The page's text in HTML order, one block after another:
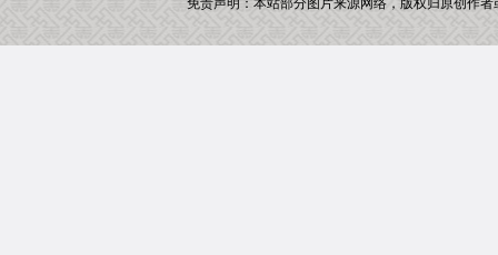
免责声明：本站部分图片来源网络，版权归原创作